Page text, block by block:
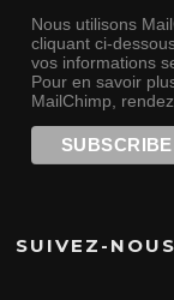
Nous utilisons
cliquant ci-
vos informations
Pour en savoir
MailChimp,
SUIVEZ-NOUS